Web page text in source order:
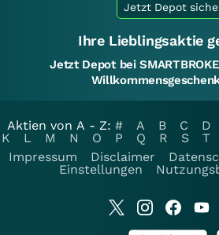
Jetzt Depot
Ihre Lieblingsaktie
Jetzt Depot bei
Aktien von A - Z: # A B C D
K
L M N O P Q R S T
Impressum
Disclaimer
Einstellungen